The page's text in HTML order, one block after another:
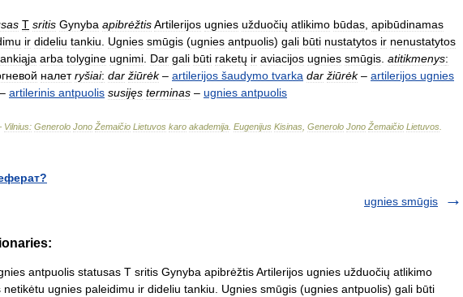
T sritis Gynyba apibrėžtisArtilerijos ugnies užduočių atlikimo būdas apibūdinamas
ir dideliu tankiu Ugnies smūgis (ugnies antpuolis) gali būti nustatytos ir nenustatytos
arba tolygine ugnimi Dar gali būti raketų ir aviacijos ugnies smūgis atitikmenys:
налет ryšiai: dar žiūrėk– artilerijos šaudymo tvarka dar žiūrėk– artilerijos ugnies
artilerinis antpuolis susijęs terminas – ugnies antpuolis
Vilnius: Generolo Jono Žemaičio Lietuvos karo akademija Eugenijus Kisinas Generolo Jono Žemaičio Lietuvos
ugnies smūgis
antpuolis statusas T sritis Gynyba apibrėžtis Artilerijos ugnies užduočių atlikimo
ugnies paleidimu ir dideliu tankiu. Ugnies smūgis (ugnies antpuolis) gali būti